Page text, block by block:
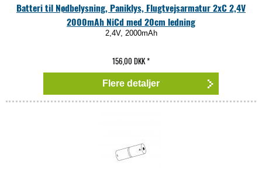
Batteri til Nødbelysning, Paniklys, Flugtvejsarmatur 2xC 2,4V
2000mAh NiCd med 20cm ledning
2,4V, 2000mAh
156,00 DKK*
Flere detaljer